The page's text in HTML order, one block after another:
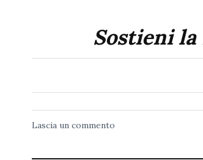
Sostieni la
Lascia un commento